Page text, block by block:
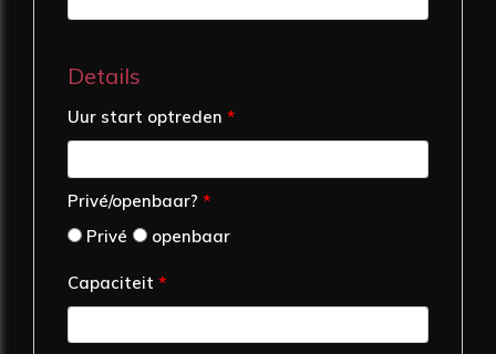
Details
Uur start optreden *
Privé/openbaar? *
Privé
openbaar
Capaciteit *